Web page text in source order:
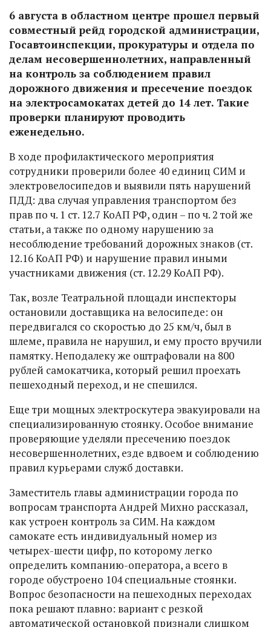
6 августа в областном центре прошел первый
совместный рейд городской администрации,
Госавтоинспекции, прокуратуры и отдела по
делам несовершеннолетних, направленный
на контроль за соблюдением правил
дорожного движения и пресечение поездок
на электросамокатах детей до 14 лет. Такие
проверки планируют проводить
еженедельно.
В ходе профилактического мероприятия
сотрудники проверили более 40 единиц СИМ и
электровелосипедов и выявили пять нарушений
ПДД: два случая управления транспортом без
прав по ч. 1 ст. 12.7 КоАП РФ, один – по ч. 2 той же
статьи, а также по одному нарушению за
несоблюдение требований дорожных знаков (ст.
12.16 КоАП РФ) и нарушение правил иными
участниками движения (ст. 12.29 КоАП РФ).
Так, возле Театральной площади инспекторы
остановили доставщика на велосипеде: он
передвигался со скоростью до 25 км/ч, был в
шлеме, правила не нарушил, и ему просто вручили
памятку. Неподалеку же оштрафовали на 800
рублей самокатчика, который решил проехать
пешеходный переход, и не спешился.
Еще три мощных электроскутера эвакуировали на
специализированную стоянку. Особое внимание
проверяющие уделяли пресечению поездок
несовершеннолетних, езде вдвоем и соблюдению
правил курьерами служб доставки.
Заместитель главы администрации города по
вопросам транспорта Андрей Михно рассказал,
как устроен контроль за СИМ. На каждом
самокате есть индивидуальный номер из
четырех-шести цифр, по которому легко
определить компанию-оператора, а всего в
городе обустроено 104 специальные стоянки.
Вопрос безопасности на пешеходных переходах
пока решают плавно: вариант с резкой
автоматической остановкой признали слишком